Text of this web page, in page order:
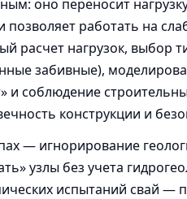
оно переносит
позволяет работать на
расчет нагрузок, выбор
забивные),
и соблюдение
конструкции и
— игнорирование
узлы без учета
испытаний свай —